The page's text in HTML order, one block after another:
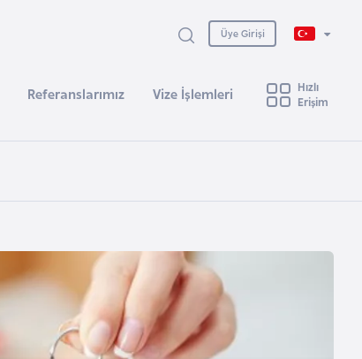
Üye Girişi
Referanslarımız Vize İşlemleri
Hızlı
Erişim